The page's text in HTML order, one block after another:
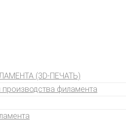
(3D-ПЕЧАТЬ)
филамента